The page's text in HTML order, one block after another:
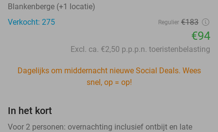
Blankenberge (+1 locatie)
Verkocht: 275
Regulier €183
€94
Excl. ca. €2,50 p.p.p.n. toeristenbelasting
Dagelijks om middernacht nieuwe Social Deals. Wees
snel, op = op!
In het kort
Voor 2 personen: overnachting inclusief ontbijt en late